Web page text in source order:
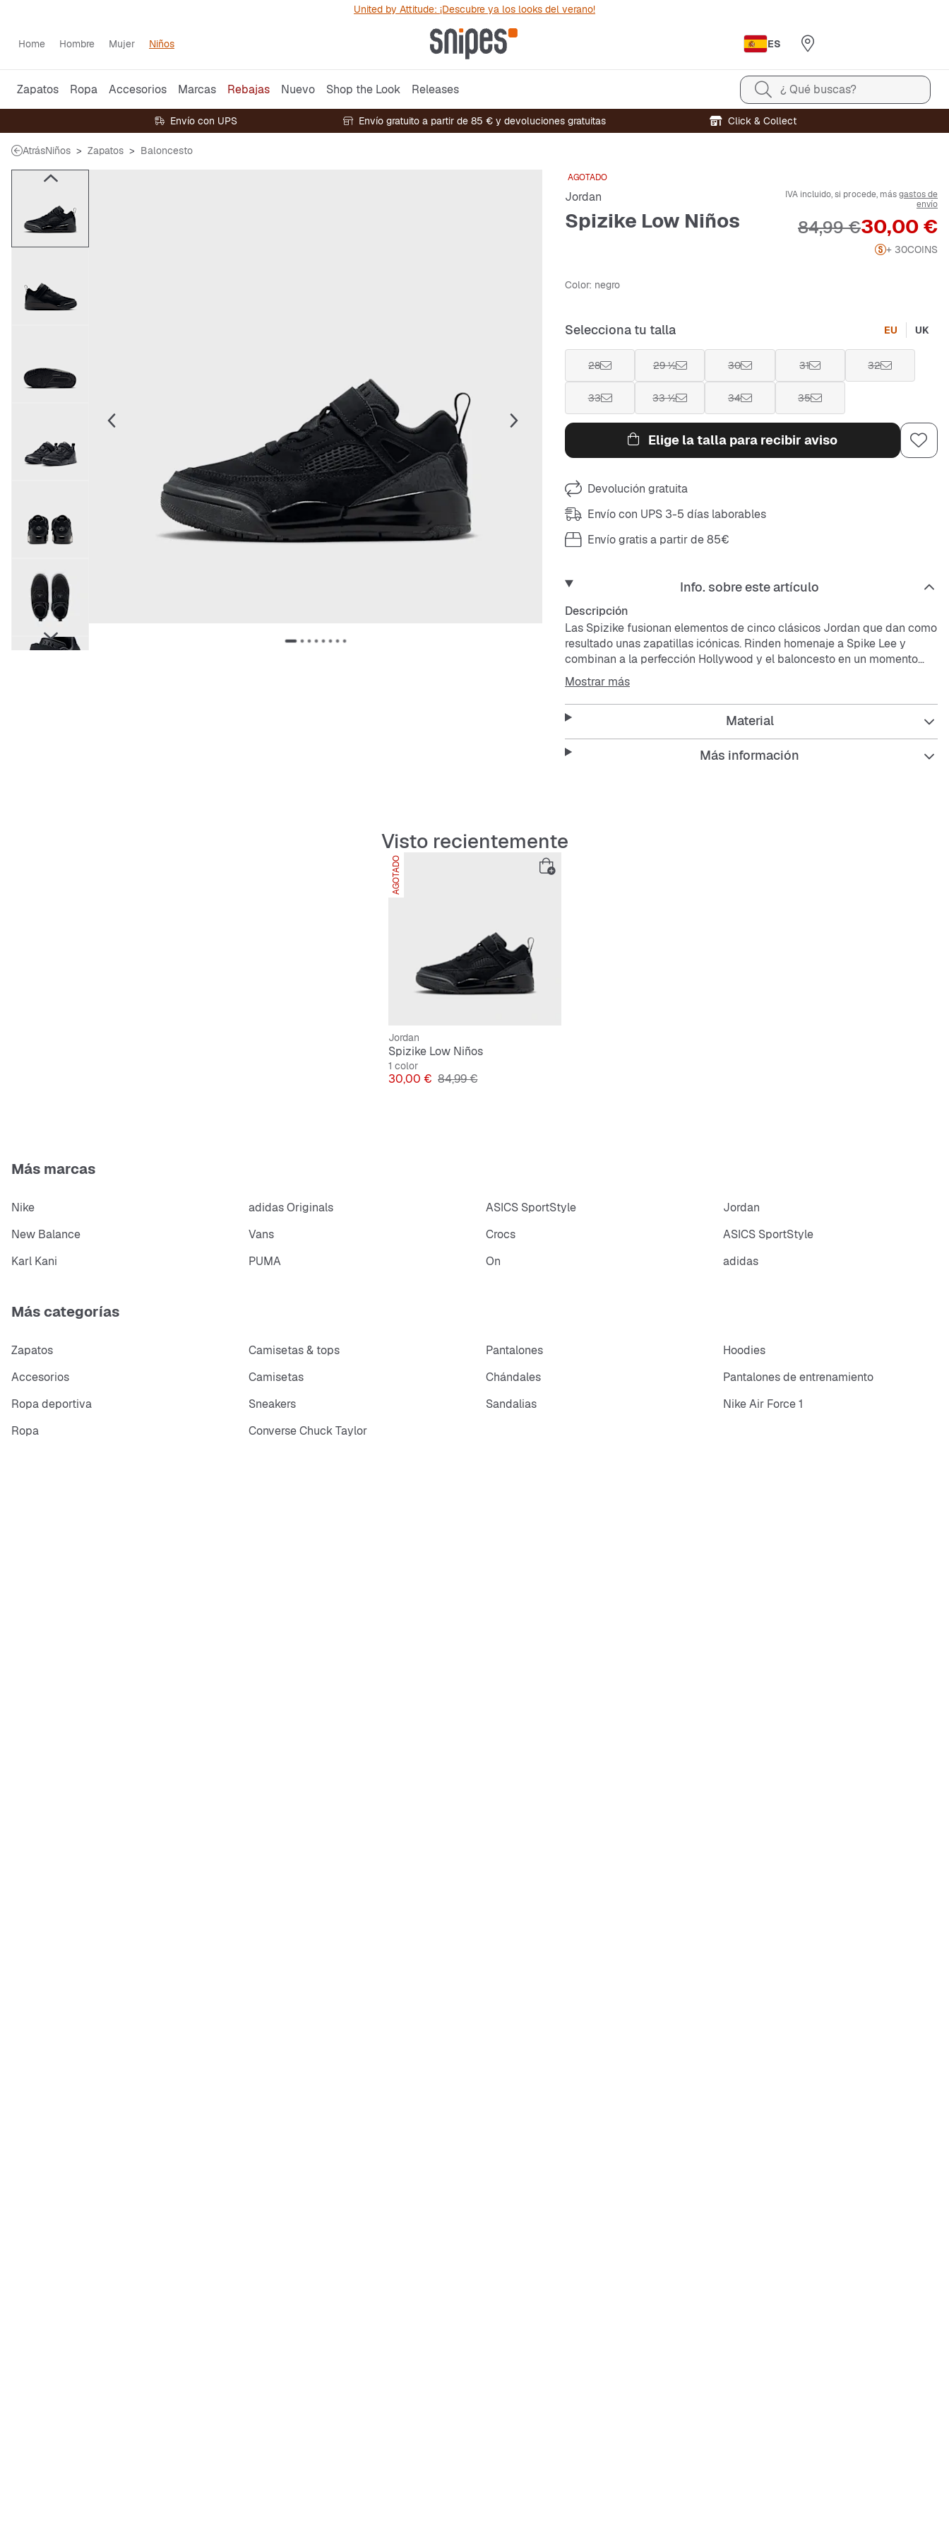
United by Attitude: ¡Descubre ya los looks del verano!
Home Hombre Mujer Niños ES
Zapatos Ropa Accesorios Marcas Rebajas Nuevo Shop the Look Releases ¿ Qué buscas?
Envío con UPS Envío gratuito a partir de 85 € y devoluciones gratuitas Click & Collect
AtrásNiños Zapatos Baloncesto
AGOTADO
Jordan
Spizike Low Niños
IVA incluido, si procede, másgastos de
envío
Precio
30,00 €
Precio original
84,99 €
+ 30COINS
Color: negro
Selecciona tu talla EU UK
28 29 ½ 30 31 32
33 33 ½ 34 35
Elige la talla para recibir aviso
Devolución gratuita
Envío con UPS 3-5 días laborables
Envío gratis a partir de 85€
Info. sobre este artículo
Descripción
Las Spizike fusionan elementos de cinco clásicos Jordan que dan como
resultado unas zapatillas icónicas. Rinden homenaje a Spike Lee y
combinan a la perfección Hollywood y el baloncesto en un momento
cultural. Unas zapatillas bonitas y con historia para los más pequeños.
La combinación perfecta, ¿no crees?
Espuma suave que amortigua los pies de los más pequeños.
Piel sintética y auténtica en la parte superior para ofrecer durabilidad y
estructura.
Mostrar más
Material
Más información
Visto recientemente
AGOTADO
Jordan
Spizike Low Niños
1 color
Precio
30,00 € Precio original
84,99 €
Más marcas
Nike adidas Originals ASICS SportStyle
Jordan
New Balance
Vans Crocs
ASICS SportStyle
Karl Kani
PUMA On adidas
Más categorías
Zapatos Camisetas & tops Pantalones
Hoodies
Accesorios
Camisetas Chándales
Pantalones de entrenamiento
Ropa deportiva
Sneakers Sandalias
Nike Air Force 1
Ropa
Converse Chuck Taylor